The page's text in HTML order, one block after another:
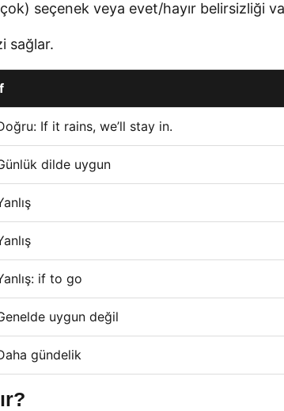
seçenek veya evet/hayır belirsizliği
sağlar.
If it rains, we’ll stay in.
dilde uygun
if to go
uygun değil
gündelik